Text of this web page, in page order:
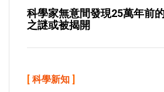
科學家無意間發現25萬年前
之謎或被揭開
[ 科學新知 ]